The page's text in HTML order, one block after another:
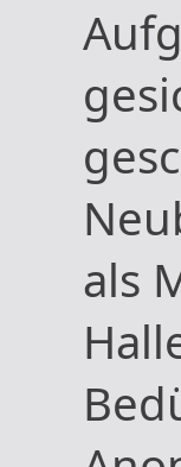
als